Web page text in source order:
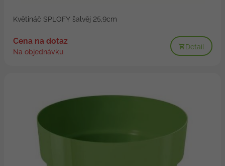
Květináč SPLOFY šalvěj 25,9cm
Cena na dotaz
Na objednávku
Detail